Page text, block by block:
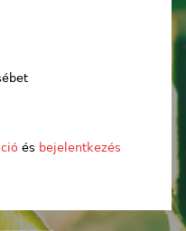
és bejelentkezés